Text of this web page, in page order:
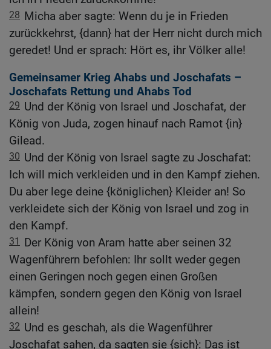
28 Micha aber sagte: Wenn du je in Frieden
zurückkehrst, {dann} hat der Herr nicht durch mich
geredet! Und er sprach: Hört es, ihr Völker alle!
Gemeinsamer Krieg Ahabs und Joschafats –
Joschafats Rettung und Ahabs Tod
29 Und der König von Israel und Joschafat, der
König von Juda, zogen hinauf nach Ramot {in}
Gilead.
30 Und der König von Israel sagte zu Joschafat:
Ich will mich verkleiden und in den Kampf ziehen.
Du aber lege deine {königlichen} Kleider an! So
verkleidete sich der König von Israel und zog in
den Kampf.
31 Der König von Aram hatte aber seinen 32
Wagenführern befohlen: Ihr sollt weder gegen
einen Geringen noch gegen einen Großen
kämpfen, sondern gegen den König von Israel
allein!
32 Und es geschah, als die Wagenführer
Joschafat sahen, da sagten sie {sich}: Das ist